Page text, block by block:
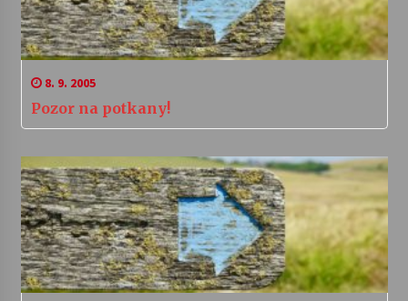
8. 9. 2005
Pozor na potkany!